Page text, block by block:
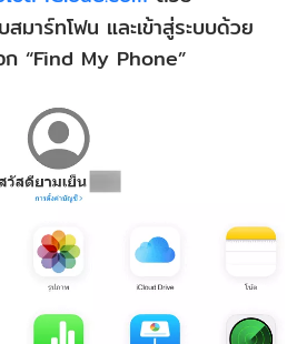
มาร์ทโฟน และเข้าสู่ระบบด้วย
“Find My Phone”